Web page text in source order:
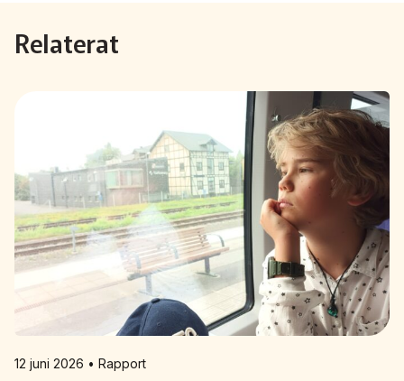
Relaterat
12 juni 2026 • Rapport